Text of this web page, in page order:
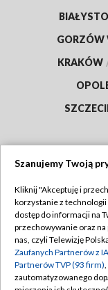
GORZÓW
KRAKÓW
Abonament TVP
Emisja w TVP
Centrum
Szanujemy Twoją
Kliknij "Akceptuję i
korzystanie z
dostęp do informacji na
przechowywanie oraz
nas, czyli Telewizję
Zaufanych Partnerów z
Partnerów TVP (93 firm)
zautomatyzowanego